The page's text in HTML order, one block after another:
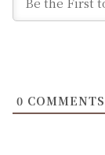
0 COMMENTS